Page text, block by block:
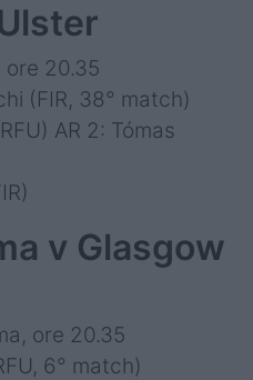
ore 20.35
(FIR, 38° match)
AR 2: Tómas
v Glasgow
ore 20.35
6° match)